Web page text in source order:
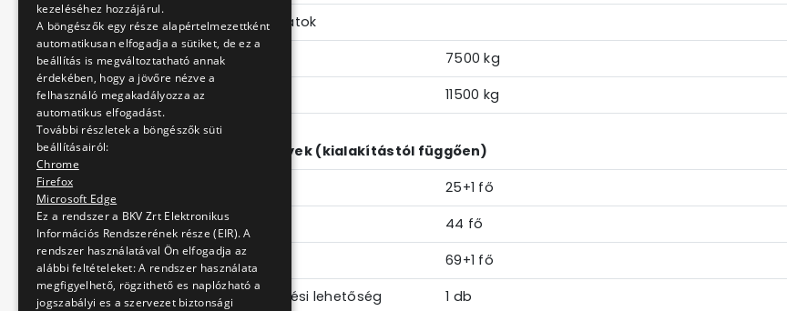
Tengelyterhelési adatok
"A - tengely"
7500 kg
"B - tengely"
11500 kg
Szállítható személyek (kialakítástól függően)
25+1 fő
Állóhely (4 fő/m2)
44 fő
Összesen
69+1 fő
Kerekesszék elhelyezési lehetőség
1 db
kezeléséhez hozzájárul.
A böngészők egy része alapértelmezettként
automatikusan elfogadja a sütiket, de ez a
beállítás is megváltoztatható annak
érdekében, hogy a jövőre nézve a
felhasználó megakadályozza az
automatikus elfogadást.
További részletek a böngészők süti
beállításairól:
Chrome
Firefox
Microsoft Edge
Ez a rendszer a BKV Zrt Elektronikus
Információs Rendszerének része (EIR). A
rendszer használatával Ön elfogadja az
alábbi feltételeket: A rendszer használata
megfigyelhető, rögzithető es naplózható a
jogszabályi es a szervezet biztonsági